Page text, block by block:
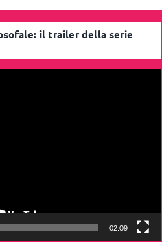
il trailer della serie
02:09